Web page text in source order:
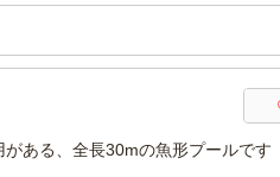
がある、全長30mの魚形プールです